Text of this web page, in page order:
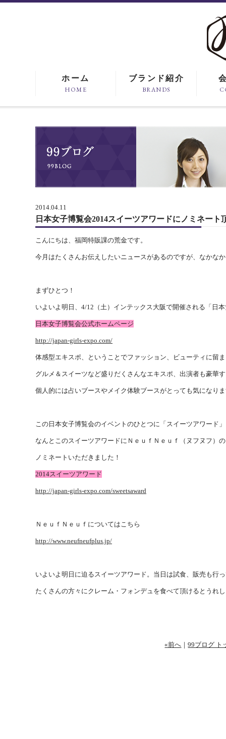
ホーム
HOME
ブランド紹介
BRANDS
2014.04.11
日本女子博覧会2014スイーツアワードにノミネート
こんにちは、福岡特販課の荒金です。
今月はたくさんお伝えしたいニュースがあるのですが、なかな
まずひとつ！
いよいよ明日、4/12（土）インテックス大阪で開催される「日
日本女子博覧会公式ホームページ
http://japan-girls-expo.com/
体感型エキスポ、ということでファッション、ビューティに留
グルメ＆スイーツなど盛りだくさんなエキスポ、出演者も豪華
個人的には占いブースやメイク体験ブースがとっても気になり
この日本女子博覧会のイベントのひとつに「スイーツアワード
なんとこのスイーツアワードにＮｅｕｆＮｅｕｆ（ヌフヌフ）
ノミネートいただきました！
2014スイーツアワード
http://japan-girls-expo.com/sweetsaward
ＮｅｕｆＮｅｕｆについてはこちら
http://www.neufneufplus.jp/
いよいよ明日に迫るスイーツアワード。当日は試食、販売も行
たくさんの方々にクレーム・フォンデュを食べて頂けるとうれ
«前へ ｜99ブログ ト